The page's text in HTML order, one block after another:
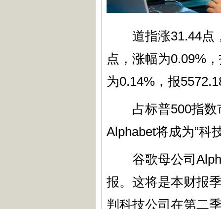
道指涨31.44点，
点，涨幅为0.09%
为0.14%，报
占标普500指数
Alphabet将成为“科
谷歌母公司
报。这将是本财报
判科技公司在第二